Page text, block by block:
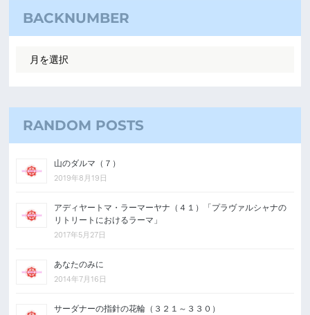
BACKNUMBER
RANDOM POSTS
山のダルマ（７）
2019年8月19日
アディヤートマ・ラーマーヤナ（４１）「プラヴァルシャナの
リトリートにおけるラーマ」
2017年5月27日
あなたのみに
2014年7月16日
サーダナーの指針の花輪（３２１～３３０）